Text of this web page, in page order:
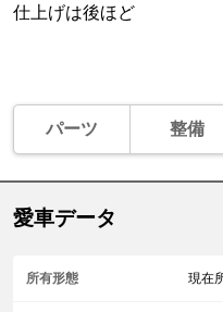
仕上げは後ほど
パーツ 整備
愛車データ
所有形態 現在